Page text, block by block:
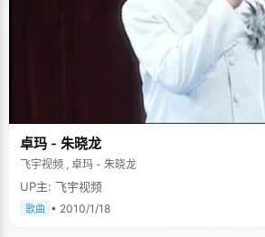
卓玛 - 朱晓龙
飞宇视频 , 卓玛 - 朱晓龙
UP主: 飞宇视频
歌曲 • 2010/1/18